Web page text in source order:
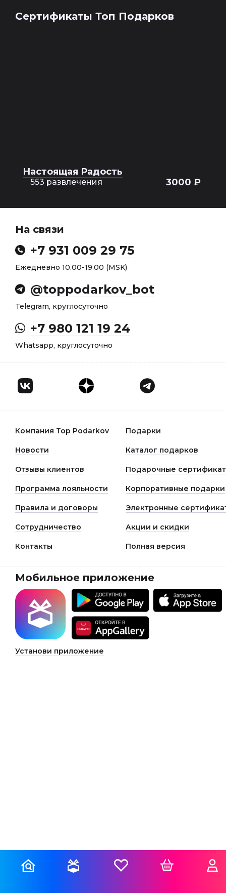
Сертификаты Топ Подарков
Настоящая Радость
553 развлечения 3000 ₽
На связи
+7 931 009 29 75
Ежедневно 10.00-19.00 (MSK)
@toppodarkov_bot
Telegram, круглосуточно
+7 980 121 19 24
Whatsapp, круглосуточно
Компания Top Podarkov Подарки
Новости Каталог подарков
Отзывы клиентов Подарочные
Программа лояльности Корпоративные подарки
Правила и договоры Электронные
Сотрудничество Акции и скидки
Контакты Полная версия
Мобильное приложение
Установи приложение